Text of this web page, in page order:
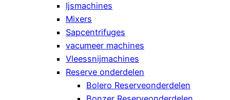
Ijsmachines
Mixers
Sapcentrifuges
vacumeer machines
Vleessnijmachines
Reserve onderdelen
Bolero Reserveonderdelen